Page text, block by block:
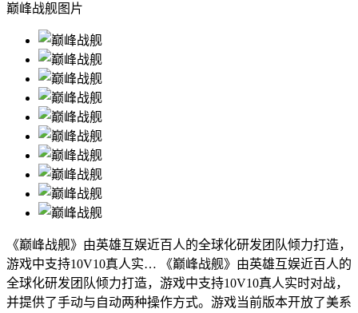
巅峰战舰图片
《巅峰战舰》由英雄互娱近百人的全球化研发团队倾力打造，
游戏中支持10V10真人实…
《巅峰战舰》由英雄互娱近百人的
全球化研发团队倾力打造，游戏中支持10V10真人实时对战，
并提供了手动与自动两种操作方式。游戏当前版本开放了美系